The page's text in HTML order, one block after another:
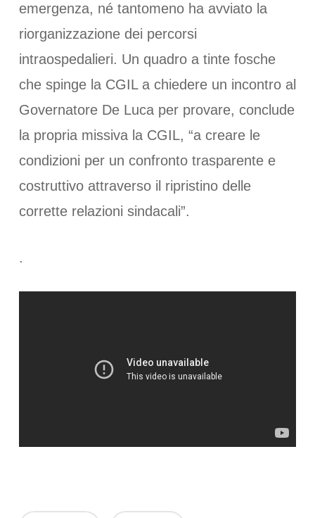
emergenza, né tantomeno ha avviato la
riorganizzazione dei percorsi
intraospedalieri. Un quadro a tinte fosche
che spinge la CGIL a chiedere un incontro al
Governatore De Luca per provare, conclude
la propria missiva la CGIL, “a creare le
condizioni per un confronto trasparente e
costruttivo attraverso il ripristino delle
corrette relazioni sindacali”.
.